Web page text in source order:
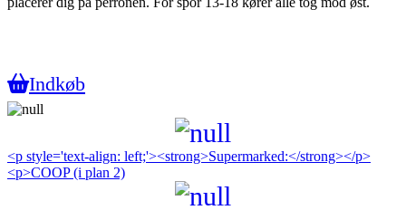
Indkøb
<p style='text-align: left;'><strong>Supermarked:</strong></p>
<p>COOP (i plan 2)